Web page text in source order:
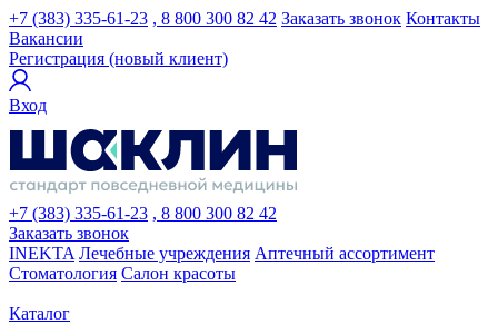
+7 (383) 335-61-23 , 8 800 300 82 42 Заказать звонок Контакты
Вакансии
Регистрация (новый клиент)
Вход
+7 (383) 335-61-23 , 8 800 300 82 42
Заказать звонок
INEKTA Лечебные учреждения Аптечный ассортимент
Стоматология Салон красоты
Каталог